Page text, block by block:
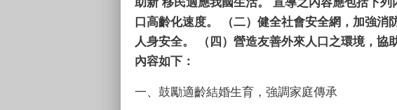
口高齡化速度。 （二）健全社會安全網，加強
人身安全。 （四）營造友善外來人口之環境，
內容如下：
一、鼓勵適齡結婚生育，強調家庭傳承